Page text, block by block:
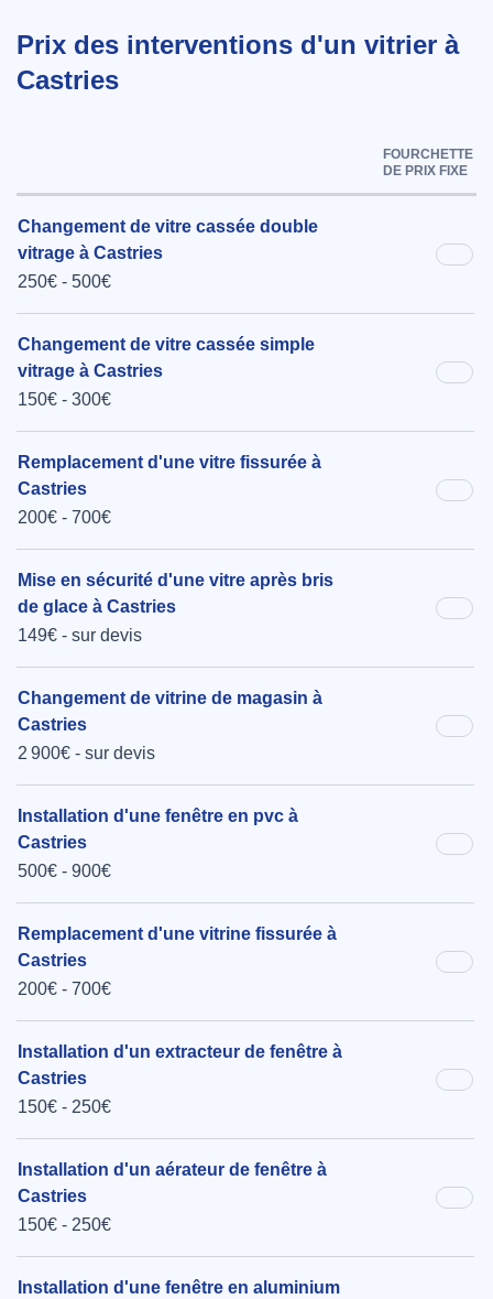
Prix des interventions d'un vitrier à
Castries
FOURCHETTE
DE PRIX FIXE
Changement de vitre cassée double
vitrage à Castries
250€ - 500€
Changement de vitre cassée simple
vitrage à Castries
150€ - 300€
Remplacement d'une vitre fissurée à
Castries
200€ - 700€
Mise en sécurité d'une vitre après bris
de glace à Castries
149€ - sur devis
Changement de vitrine de magasin à
Castries
2 900€ - sur devis
Installation d'une fenêtre en pvc à
Castries
500€ - 900€
Remplacement d'une vitrine fissurée à
Castries
200€ - 700€
Installation d'un extracteur de fenêtre à
Castries
150€ - 250€
Installation d'un aérateur de fenêtre à
Castries
150€ - 250€
Installation d'une fenêtre en aluminium